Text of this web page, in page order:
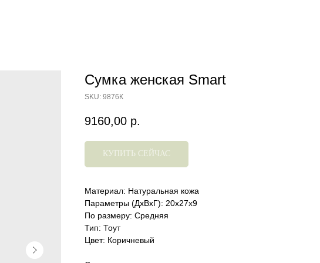
Сумка женская Smart
SKU: 9876К
9160,00 р.
КУПИТЬ СЕЙЧАС
Материал: Натуральная кожа
Параметры (ДхВхГ): 20х27х9
По размеру: Средняя
Тип: Тоут
Цвет: Коричневый